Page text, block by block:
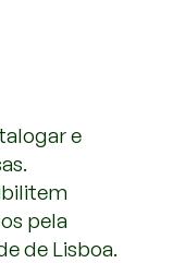
e
pela
de Lisboa.